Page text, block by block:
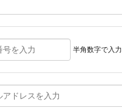
半角数字で入力